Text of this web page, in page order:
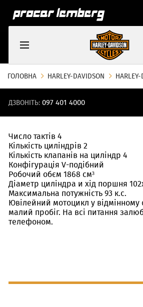
ГОЛОВНА HARLEY-DAVIDSON
ДЗВОНІТЬ: 097 401 4000
Число тактів 4
Кількість циліндрів 2
Кількість клапанів на циліндр 4
Конфігурація V-подібний
Робочий обєм 1868 см³
Діаметр циліндра и хід поршня
Максимальна потужність 93 к.с.
Ювілейний мотоцикл у відмінному
малий пробіг. На всі питання
телефоном.